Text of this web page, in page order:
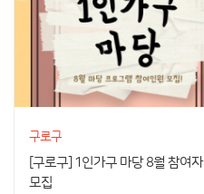
구로구
[구로구] 1인가구 마당 8월 참여자
모집